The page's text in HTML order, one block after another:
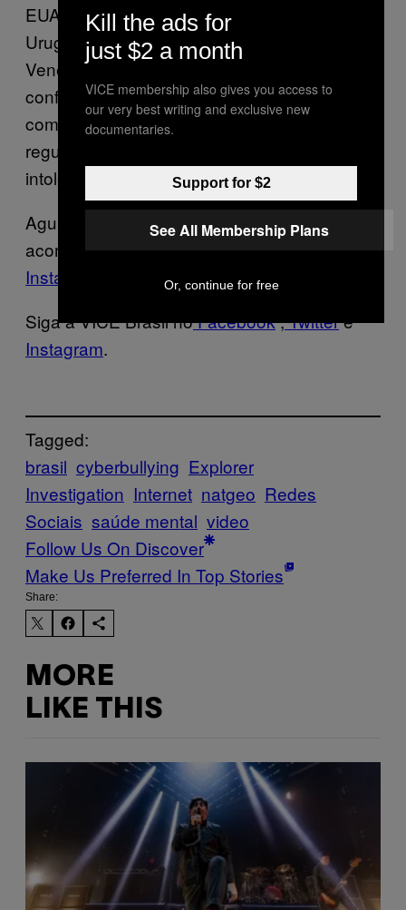
EUA, Argentina,
Uruguai, Paraguai, Chile, Colômbia, Brasil e
Venezuela para documentar os problemas e
conflitos sociais que mais afetam a região,
como migração, meio ambiente,
regulamentação de drogas, violência,
intolerância e direitos humanos.
Aguarde os próximos episódios e
acompanhe a NatGeo noFacebook,Twittere
Instagram
Siga a VICE Brasil noFacebook,Twittere
Instagram.
Tagged:
brasil cyberbullying Explorer
Investigation Internet natgeo Redes
Sociais saúde mental video
Follow Us On Discover
Make Us Preferred In Top Stories
Share:
MORE
LIKE THIS
Kill the ads for
just $2 a month
VICE membership also gives you access to
our very best writing and exclusive new
documentaries.
Support for $2
See All Membership Plans
Or, continue for free